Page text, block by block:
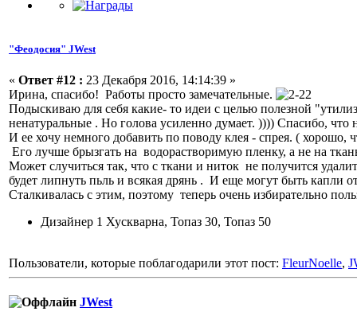
"Феодосия" JWest
« Ответ #12 : 23 Декабря 2016, 14:14:39 »
Ирина, спасибо! Работы просто замечательные.
Подыскиваю для себя какие- то идеи с целью полезной
ненатуральные . Но голова усиленно думает. )))) Спасибо, что
И ее хочу немного добавить по поводу клея - спрея. (
Его лучше брызгать на водорастворимую пленку, а не на
Может случиться так, что с ткани и ниток не получится
будет липнуть пьль и всякая дрянь . И еще могут быть капли
Сталкивалась с этим, поэтому теперь очень избирательно
Дизайнер 1 Хускварна, Топаз 30, Топаз 50
Пользователи, которые поблагодарили этот пост: FleurNoelle,
JWest